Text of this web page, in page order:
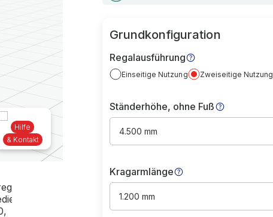
Hilfe
& Kontakt
Grundkonfiguration
Regalausführung
Einseitige Nutzung Zweiseitige Nutzung
Ständerhöhe, ohne Fuß
4.500 mm
Kragarmlänge
1.200 mm